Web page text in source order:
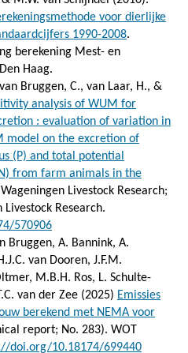
voor dierlijke
1990-2008.
berekening Mest- en
Haag.
Bruggen, C., van Laar, H., &
analysis of WUM for
: evaluation of variation in
model on the excretion of
(P) and total potential
from farm animals in the
Livestock Research;
Livestock Research.
570906
Bruggen, A. Bannink, A.
van Dooren, J.F.M.
M.B.H. Ros, L. Schulte-
van der Zee (2025) Emissies
berekend met NEMA voor
report; No. 283). WOT
doi.org/10.18174/699440